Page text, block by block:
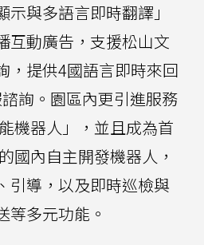
與多語言即時翻譯」
互動廣告，支援松山文
，提供4國語言即時來回
詢。園區內更引進服務
機器人」，並且成為首
國內自主開發機器人，
引導，以及即時巡檢與
等多元功能。